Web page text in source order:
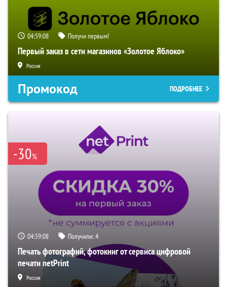
04:59:07 Получи первым!
Первый заказ в сети магазинов «Золотое Яблоко»
Россия
Промокод ПОДРОБНЕЕ
-30%
04:59:07 Получили:4
Печать фотографий, фотокниг от сервиса цифровой
печати netPrint
Россия